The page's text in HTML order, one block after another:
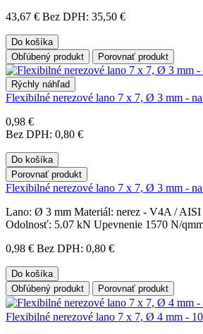
43,67 € Bez DPH: 35,50 €
Do košíka
Obľúbený produkt
Porovnať produkt
Rýchly náhľad
Flexibilné nerezové lano 7 x 7, Ø 3 mm -
0,98 €
Bez DPH: 0,80 €
Do košíka
Porovnať produkt
Flexibilné nerezové lano 7 x 7, Ø 3 mm -
Lano: Ø 3 mm Materiál: nerez - V4A / AISI
Odolnosť: 5.07 kN Upevnenie 1570 N/
0,98 € Bez DPH: 0,80 €
Do košíka
Obľúbený produkt
Porovnať produkt
Flexibilné nerezové lano 7 x 7, Ø 4 mm -